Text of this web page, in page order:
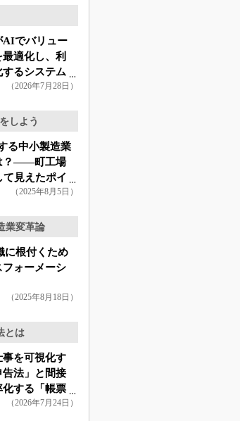
AIでバリュー
適化し、利
るシステム
（2026年7月28日）
しよう
る中小製造業
？――町工場
て見えたポイ
（2025年8月5日）
業変革論
に根付くため
ォーメーシ
（2025年8月18日）
とは
事を可視化す
告法」と間接
する「帳票
（2026年7月24日）